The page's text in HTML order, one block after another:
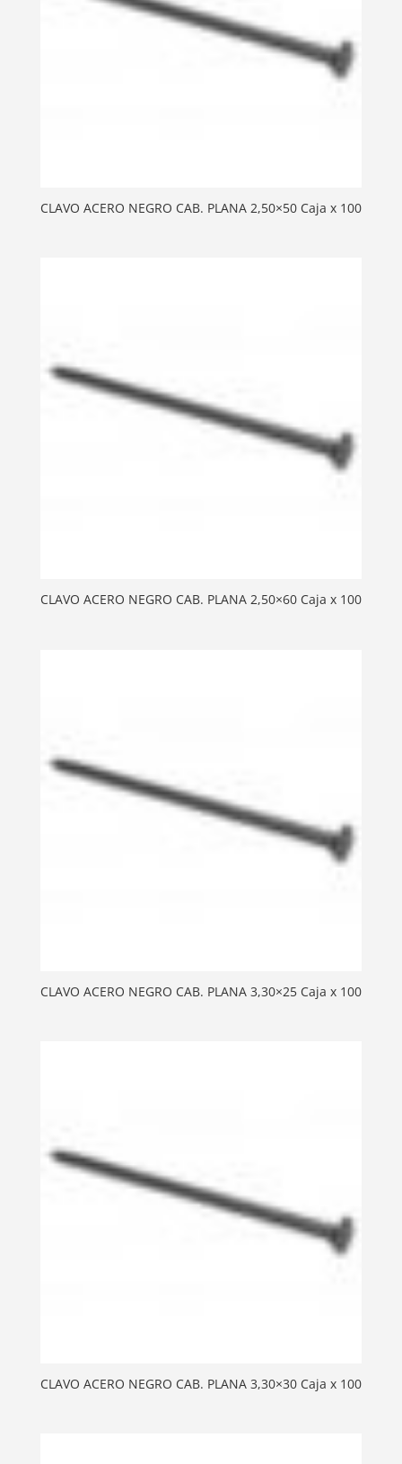
CLAVO ACERO NEGRO CAB. PLANA 2,50×50 Caja x 100
CLAVO ACERO NEGRO CAB. PLANA 2,50×60 Caja x 100
CLAVO ACERO NEGRO CAB. PLANA 3,30×25 Caja x 100
CLAVO ACERO NEGRO CAB. PLANA 3,30×30 Caja x 100